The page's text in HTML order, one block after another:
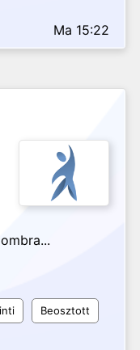
Ma 15:22
Beosztott